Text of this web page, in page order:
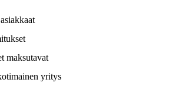
maksutavat
yritys